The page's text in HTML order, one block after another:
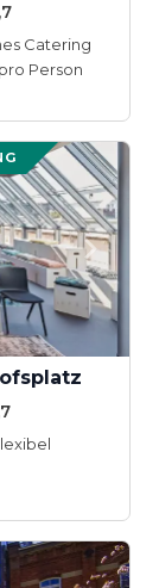
Catering
Person